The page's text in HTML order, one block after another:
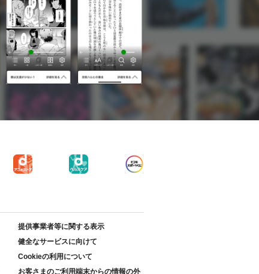
提供事業者等に関する表示
健全なサービスに向けて
Cookieの利用について
お客さまのご利用端末からの情報の外